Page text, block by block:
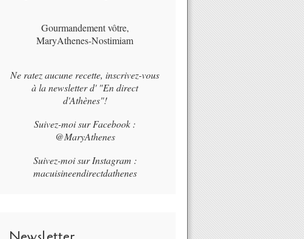
Gourmandement vôtre,
MaryAthenes-Nostimiam
Ne ratez aucune recette, inscrivez-vous
à la newsletter d' "En direct
d'Athènes"!
Suivez-moi sur Facebook :
@MaryAthenes
Suivez-moi sur Instagram :
macuisineendirectdathenes